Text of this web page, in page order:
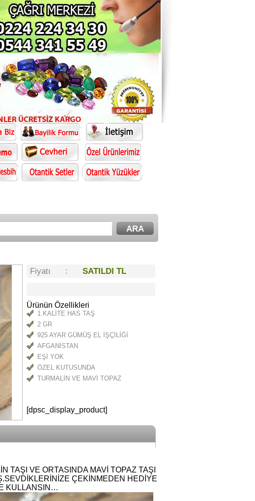
Fiyatı : SATILDI TL
Ürünün Özellikleri
1.KALİTE HAS TAŞ
2 GR
925 AYAR GÜMÜŞ EL İŞÇİLİĞİ
AFGANİSTAN
EŞİ YOK
ÖZEL KUTUSUNDA
TURMALİN VE MAVİ TOPAZ
[dpsc_display_product]
TAŞI VE ORTASINDA MAVİ TOPAZ TAŞI
ÇEKİNMEDEN HEDİYE
KULLANSIN…